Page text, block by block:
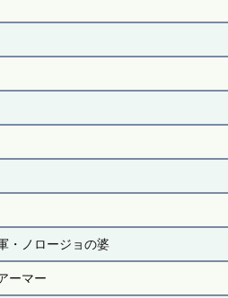
・ノロージョの婆
ーマー